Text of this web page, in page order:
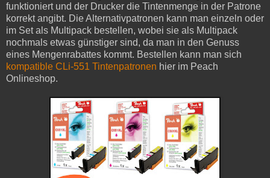
funktioniert und der Drucker die Tintenmenge in der Patrone
korrekt angibt. Die Alternativpatronen kann man einzeln oder
im Set als Multipack bestellen, wobei sie als Multipack
nochmals etwas günstiger sind, da man in den Genuss
eines Mengenrabattes kommt. Bestellen kann man sich
kompatible CLi-551 Tintenpatronen hier im Peach
Onlineshop.